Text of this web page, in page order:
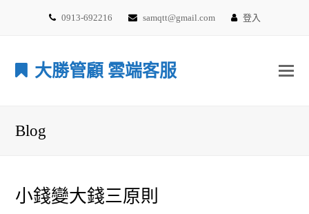
0913-692216 samqtt@gmail.com 登入
大勝管顧 雲端客服
Blog
小錢變大錢三原則